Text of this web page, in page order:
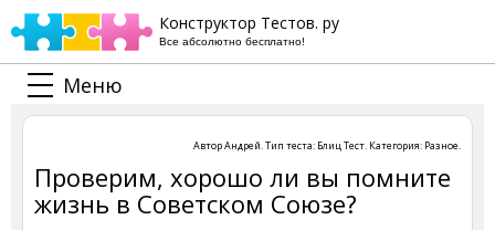
Конструктор Тестов. ру
Все абсолютно бесплатно!
Меню
АвторАндрей. Тип теста: Блиц Тест. Категория: Разное.
Проверим, хорошо ли вы помните
жизнь в Советском Союзе?